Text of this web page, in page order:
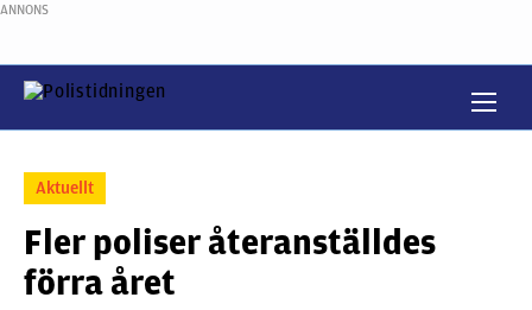
ANNONS
Aktuellt
Fler poliser återanställdes
förra året